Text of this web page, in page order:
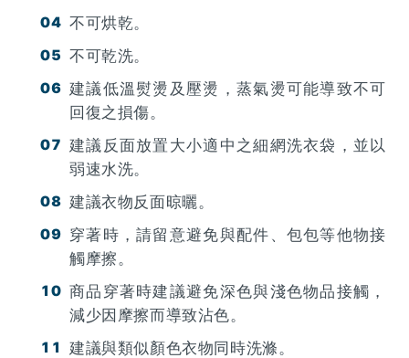
不可烘乾。
不可乾洗。
建議低溫熨燙及壓燙，蒸氣燙可能導致不可
回復之損傷。
建議反面放置大小適中之細網洗衣袋，並以
弱速水洗。
建議衣物反面晾曬。
穿著時，請留意避免與配件、包包等他物接
觸摩擦。
商品穿著時建議避免深色與淺色物品接觸，
減少因摩擦而導致沾色。
建議與類似顏色衣物同時洗滌。